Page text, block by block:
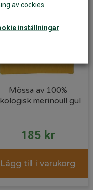
Mössa av 100%
merinoull gul
185 kr
Lägg till i varukorg
av cookies.
inställningar